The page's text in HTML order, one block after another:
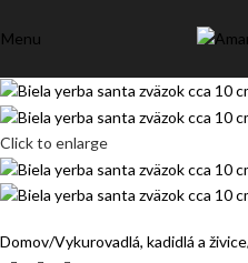
Menu
Click to enlarge
Domov Vykurovadlá, kadidlá a živice